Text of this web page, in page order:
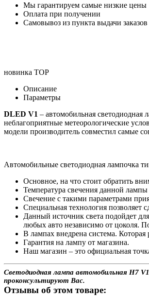
Мы гарантируем самые низкие цены
Оплата при получении
Самовывоз из пункта выдачи заказов
новинка TOP
Описание
Параметры
DLED V1 – автомобильная
неблагоприятные метеорологические
модели производитель совместил самые
Автомобильные светодиодная лампочка
Основное, на что стоит обратить
Температура свечения данной
Свечение с такими параметрами
Специальная технология позволяет
Данный источник света подойдет
любых авто независимо от цоколя.
В лампах внедрена система. Которая
Гарантия на лампу от магазина.
Наш магазин – это официальная
Светодиодная лампа автомобильная H7
проконсультируют Вас.
Отзывы об этом товаре: